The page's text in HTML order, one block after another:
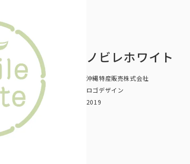
ノビレホワイト
沖縄特産販売株式会社
ロゴデザイン
2019